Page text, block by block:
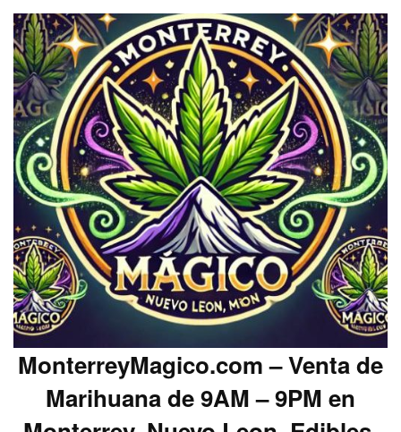
MonterreyMagico.com – Venta de
Marihuana de 9AM – 9PM en